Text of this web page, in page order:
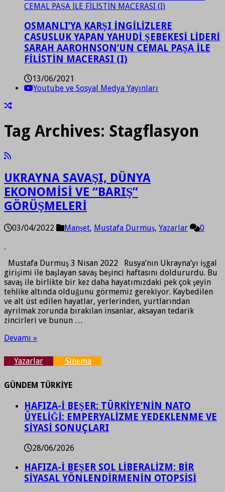
OSMANLI’YA KARŞI İNGİLİZLERE
CASUSLUK YAPAN YAHUDİ ŞEBEKESİ LİDERİ
SARAH AAROHNSON’UN CEMAL PAŞA İLE
FİLİSTİN MACERASI (I)
13/06/2021
Youtube ve Sosyal Medya Yayınları
Tag Archives: Stagflasyon
UKRAYNA SAVAŞI, DÜNYA
EKONOMİSİ VE “BARIŞ”
GÖRÜŞMELERİ
03/04/2022 Manşet, Mustafa Durmuş, Yazarlar 0
Mustafa Durmuş 3 Nisan 2022 Rusya’nın Ukrayna’yı işgal
girişimi ile başlayan savaş beşinci haftasını doldururdu. Bu
savaş ile birlikte bir kez daha hayatımızdaki pek çok şeyin
tehlike altında olduğunu görmemiz gerekiyor. Kaybedilen
ve alt üst edilen hayatlar, yerlerinden, yurtlarından
ayrılmak zorunda bırakılan insanlar, aksayan tedarik
zincirleri ve bunun …
Devamı »
Yazarlar Sinema
GÜNDEM TÜRKİYE
HAFIZA-İ BEŞER: TÜRKİYE’NİN NATO
ÜYELİĞİ: EMPERYALİZME YEDEKLENME VE
SİYASİ SONUÇLARI
28/06/2026
HAFIZA-İ BEŞER SOL LİBERALİZM: BİR
SİYASAL YÖNLENDİRMENİN OTOPSİSİ